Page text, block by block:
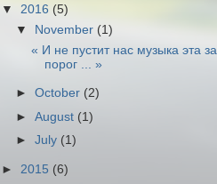
▼ 2016 (5)
▼
November (1)
« И не пустит нас музыка эта за
порог ... »
►October (2)
►August (1)
►July (1)
► 2015 (6)